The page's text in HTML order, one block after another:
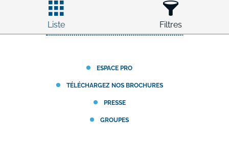
Liste Filtres
ESPACE PRO
TÉLÉCHARGEZ NOS BROCHURES
PRESSE
GROUPES